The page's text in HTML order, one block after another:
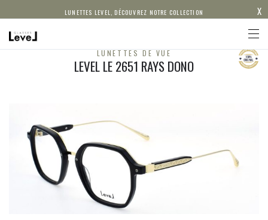
LUNETTES LEVEL, DÉCOUVREZ NOTRE COLLECTION X
LUNETTES DE VUE
LEVEL LE 2651 RAYS DONO